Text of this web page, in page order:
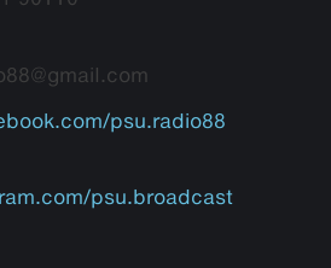
psu.radio88
psu.broadcast